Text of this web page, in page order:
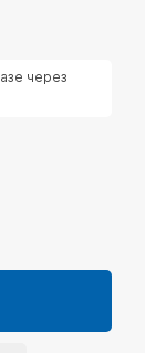
через